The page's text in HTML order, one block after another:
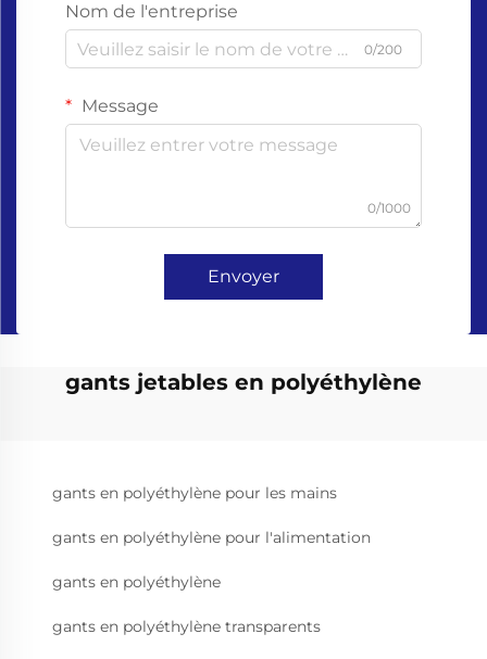
Nom de l'entreprise
0/200
Message
0/1000
Envoyer
gants jetables en polyéthylène
gants en polyéthylène pour les mains
gants en polyéthylène pour l'alimentation
gants en polyéthylène
gants en polyéthylène transparents